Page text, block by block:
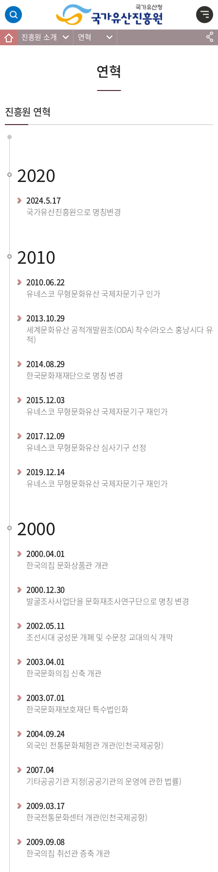
본문 바로가기
주메뉴 바로가기
하단 바로가기
진흥원 소개 연혁
연혁
진흥원 연혁
2020
2024.5.17
국가유산진흥원으로 명칭변경
2010
2010.06.22
유네스코 무형문화유산 국제자문기구 인가
2013.10.29
세계문화유산 공적개발원조(ODA) 착수(라오스 홍낭시다 유
적)
2014.08.29
한국문화재재단으로 명칭 변경
2015.12.03
유네스코 무형문화유산 국제자문기구 재인가
2017.12.09
유네스코 무형문화유산 심사기구 선정
2019.12.14
유네스코 무형문화유산 국제자문기구 재인가
2000
2000.04.01
한국의집 문화상품관 개관
2000.12.30
발굴조사사업단을 문화재조사연구단으로 명칭 변경
2002.05.11
조선시대 궁성문 개폐 및 수문장 교대의식 개막
2003.04.01
한국문화의집 신축 개관
2003.07.01
한국문화재보호재단 특수법인화
2004.09.24
외국인 전통문화체험관 개관(인천국제공항)
2007.04
기타공공기관 지정(공공기관의 운영에 관한 법률)
2009.03.17
한국전통문화센터 개관(인천국제공항)
2009.09.08
한국의집 취선관 증축 개관